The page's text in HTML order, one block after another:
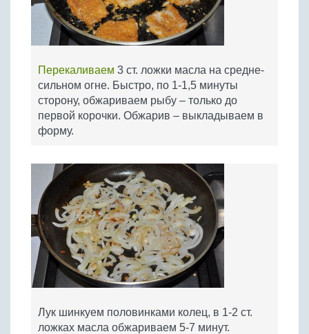
Перекаливаем 3 ст. ложки масла на средне-
сильном огне. Быстро, по 1-1,5 минуты
сторону, обжариваем рыбу – только до
первой корочки. Обжарив – выкладываем в
форму.
Лук шинкуем половинками колец, в 1-2 ст.
ложках масла обжариваем 5-7 минут.